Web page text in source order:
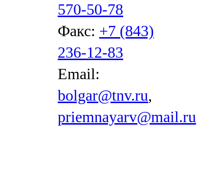
570-50-78
Факс: +7 (843)
236-12-83
Email:
bolgar@tnv.ru,
priemnayarv@mail.ru